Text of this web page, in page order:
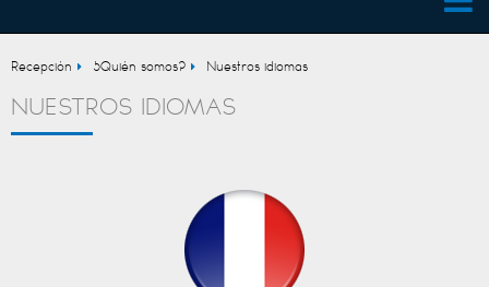
Recepción ¿Quién somos? Nuestros idiomas
NUESTROS IDIOMAS